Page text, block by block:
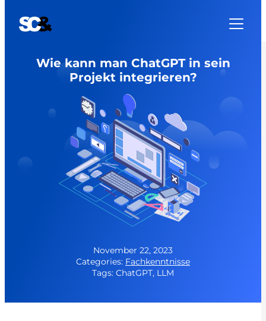
Inhalt
Wie kann man ChatGPT in sein
Projekt integrieren?
November 22, 2023
Categories: Fachkenntnisse
Tags: ChatGPT, LLM